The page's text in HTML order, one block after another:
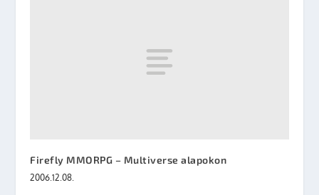
Firefly MMORPG – Multiverse alapokon
2006.12.08.